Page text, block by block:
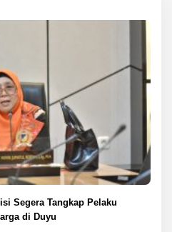
Segera Tangkap Pelaku
di Duyu